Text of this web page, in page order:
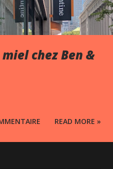
chez Ben &
READ MORE »